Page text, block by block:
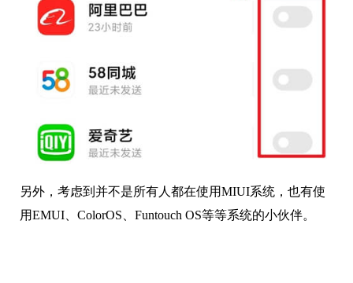
另外，考虑到并不是所有人都在使用MIUI系统，也有使
用EMUI、ColorOS、Funtouch OS等等系统的小伙伴。